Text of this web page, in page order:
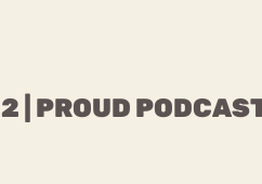
| PROUD